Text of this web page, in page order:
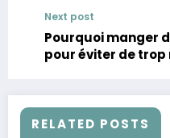
Next post
Pourquoi manger
pour éviter de trop
RELATED POSTS